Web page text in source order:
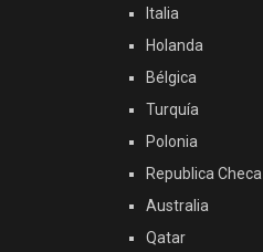
Italia
Holanda
Bélgica
Turquía
Polonia
Republica Checa
Australia
Qatar